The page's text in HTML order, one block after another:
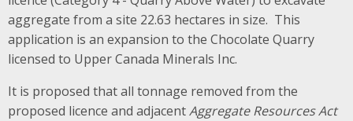
aggregate from a site 22.63 hectares in size. This
application is an expansion to the Chocolate Quarry
licensed to Upper Canada Minerals Inc.
It is proposed that all tonnage removed from the
proposed licence and adjacentAggregate Resources Act